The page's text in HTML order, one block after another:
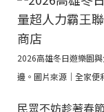
2026高雄冬日遊樂園
邊。圖片來源｜全家便
民眾不妨趁著春